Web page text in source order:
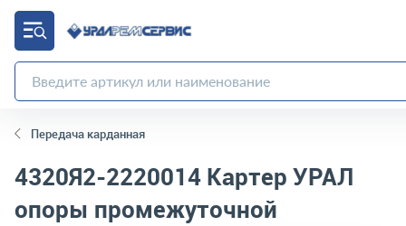
Передача карданная
4320Я2-2220014Картер УРАЛ
опоры промежуточной